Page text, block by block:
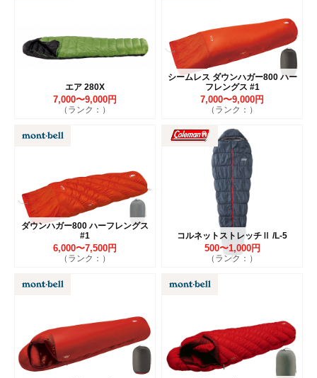
エア 280X
7,000〜9,000円
（ランク：）
シームレス ダウンハガー800 ハー
フレングス #1
7,000〜9,000円
（ランク：）
ダウンハガー800 ハーフレングス
#1
6,000〜7,500円
（ランク：）
コルネットストレッチⅡ /L-5
500〜1,000円
（ランク：）